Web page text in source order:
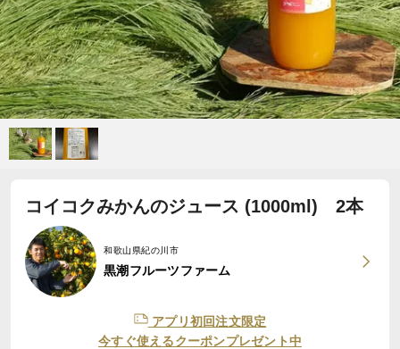
コイコクみかんのジュース (1000ml) 2本
和歌山県紀の川市
黒潮フルーツファーム
アプリ初回注文限定
今すぐ使えるクーポンプレゼント中